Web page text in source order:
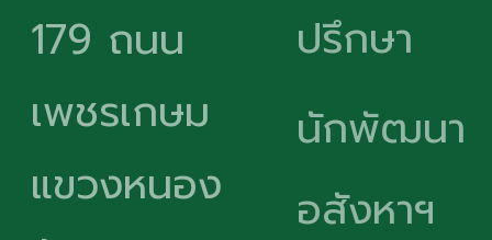
179 ถนน
เพชรเกษม
แขวงหนอง
ปรึกษา
นักพัฒนา
อสังหาฯ